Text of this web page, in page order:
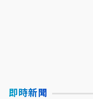
即時新聞